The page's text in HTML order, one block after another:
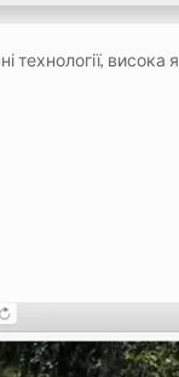
технології,